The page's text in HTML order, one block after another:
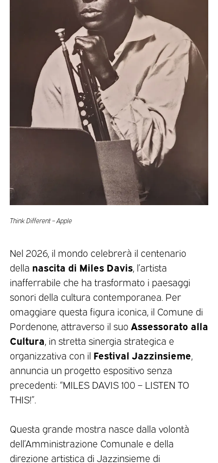
Think Different – Apple
Nel 2026, il mondo celebrerà il centenario
della nascita di Miles Davis , l’artista
inafferrabile che ha trasformato i paesaggi
sonori della cultura contemporanea. Per
omaggiare questa figura iconica, il Comune di
Pordenone, attraverso il suo Assessorato alla
Cultura , in stretta sinergia strategica e
organizzativa con il Festival Jazzinsieme
annuncia un progetto espositivo senza
precedenti: “MILES DAVIS 100 – LISTEN TO
THIS!”.
Questa grande mostra nasce dalla volontà
dell’Amministrazione Comunale e della
direzione artistica di Jazzinsieme di